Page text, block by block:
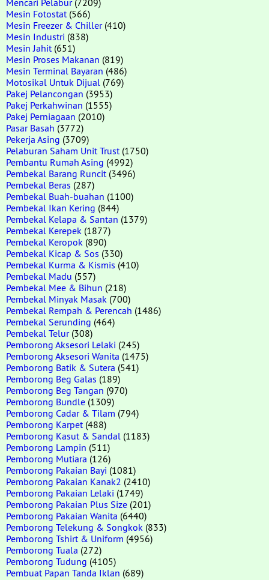
Mesin Fotostat (566)
Mesin Freezer & Chiller(410)
Mesin Industri (838)
Mesin Jahit (651)
Mesin Proses Makanan (819)
Mesin Terminal Bayaran (486)
Motosikal Untuk Dijual (769)
Pakej Pelancongan (3953)
Pakej Perkahwinan (1555)
Pakej Perniagaan (2010)
Pasar Basah (3772)
Pekerja Asing (3709)
Pelaburan Saham Unit Trust (1750)
Pembantu Rumah Asing (4992)
Pembekal Barang Runcit (3496)
Pembekal Beras (287)
Pembekal Buah-buahan (1100)
Pembekal Ikan Kering (844)
Pembekal Kelapa & Santan (1379)
Pembekal Kerepek (1877)
Pembekal Keropok (890)
Pembekal Kicap & Sos (330)
Pembekal Kurma & Kismis (410)
Pembekal Madu (557)
Pembekal Mee & Bihun (218)
Pembekal Minyak Masak (700)
Pembekal Rempah & Perencah (1486)
Pembekal Serunding (464)
Pembekal Telur(308)
Pemborong Aksesori Lelaki (245)
Pemborong Aksesori Wanita (1475)
Pemborong Batik & Sutera (541)
Pemborong Beg Galas (189)
Pemborong Beg Tangan (970)
Pemborong Bundle (1309)
Pemborong Cadar & Tilam (794)
Pemborong Karpet (488)
Pemborong Kasut & Sandal (1183)
Pemborong Lampin (511)
Pemborong Mutiara (126)
Pemborong Pakaian Bayi (1081)
Pemborong Pakaian Kanak2 (2410)
Pemborong Pakaian Lelaki (1749)
Pemborong Pakaian Plus Size (201)
Pemborong Pakaian Wanita (6440)
Pemborong Telekung & Songkok (833)
Pemborong Tshirt & Uniform (4956)
Pemborong Tuala (272)
Pemborong Tudung (4105)
Pembuat Papan Tanda Iklan (689)